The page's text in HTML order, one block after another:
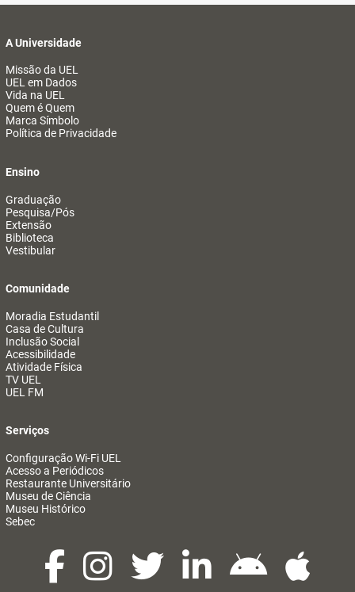
A Universidade
Missão da UEL
UEL em Dados
Vida na UEL
Quem é Quem
Marca Símbolo
Política de Privacidade
Ensino
Graduação
Pesquisa/Pós
Extensão
Biblioteca
Vestibular
Comunidade
Moradia Estudantil
Casa de Cultura
Inclusão Social
Acessibilidade
Atividade Física
TV UEL
UEL FM
Serviços
Configuração Wi-Fi UEL
Acesso a Periódicos
Restaurante Universitário
Museu de Ciência
Museu Histórico
Sebec